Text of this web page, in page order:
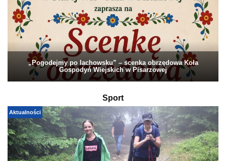
„Pogodejmy po lachowsku” – scenka obrzędowa Koła
Gospodyń Wiejskich w Pisarzowej
Sport
Aktualności